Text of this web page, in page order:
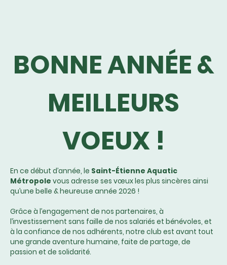
BONNE ANNÉE &
MEILLEURS
VOEUX !
En ce début d’année, le Saint-Étienne Aquatic
Métropole vous adresse ses vœux les plus sincères ainsi
qu’une belle & heureuse année 2026 !
Grâce à l’engagement de nos partenaires, à
l’investissement sans faille de nos salariés et bénévoles, et
à la confiance de nos adhérents, notre club est avant tout
une grande aventure humaine, faite de partage, de
passion et de solidarité.